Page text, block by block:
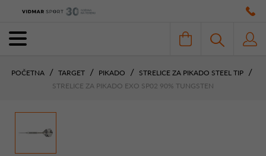
POČETNA TARGET PIKADO
STRELICE ZA PIKADO STEEL TIP
STRELICE ZA PIKADO EXO SP02 90% TUNGSTEN